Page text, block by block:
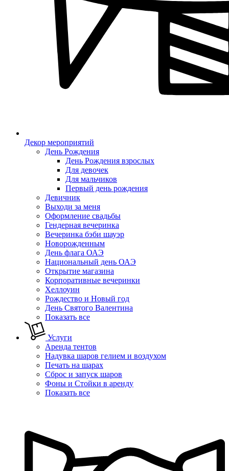
Декор мероприятий
День Рождения
День Рождения взрослых
Для девочек
Для мальчиков
Первый день рождения
Девичник
Выходи за меня
Оформление свадьбы
Гендерная вечеринка
Вечеринка бэби шауэр
Новорожденным
День флага ОАЭ
Национальный день ОАЭ
Открытие магазина
Корпоративные вечеринки
Хеллоуин
Рождество и Новый год
День Святого Валентина
Показать все
Услуги
Аренда тентов
Надувка шаров гелием и воздухом
Печать на шарах
Сброс и запуск шаров
Фоны и Стойки в аренду
Показать все